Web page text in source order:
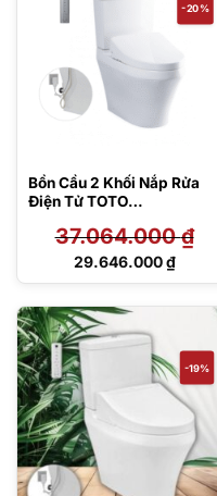
-20%
Bồn Cầu 2 Khối Nắp Rửa
Điện Tử TOTO
37.064.000₫
Giá
37.064.000 ₫.
29.646.000₫
Giá
tại
là:
29.646.000 ₫.
-19%